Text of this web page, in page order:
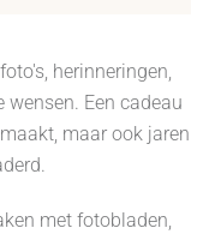
herinneringen,
wensen. Een cadeau
maar ook jaren
met fotobladen,